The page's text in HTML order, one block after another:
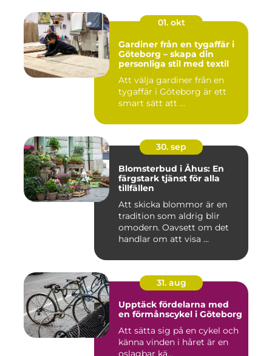
01. okt
Gardiner från en tygaffär i
Göteborg – skapa din
personliga stil med textil
Att välja gardiner från en
tygaffär i Göteborg är ett
smart sätt att ...
30. sep
Blomsterbud i Åhus: En
färgstark tjänst för alla
tillfällen
Att skicka blommor är en
tradition som aldrig blir
omodern. Oavsett om det
handlar om att visa ...
31. aug
Upptäck fördelarna med
en förmånscykel i Göteborg
Att sätta sig på en cykel och
känna vinden i håret är en
oslagbar kä...